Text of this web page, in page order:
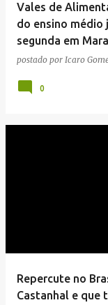
Vales de
do ensino médio
segunda em
postado por Icaro
0
Repercute no
Castanhal e que